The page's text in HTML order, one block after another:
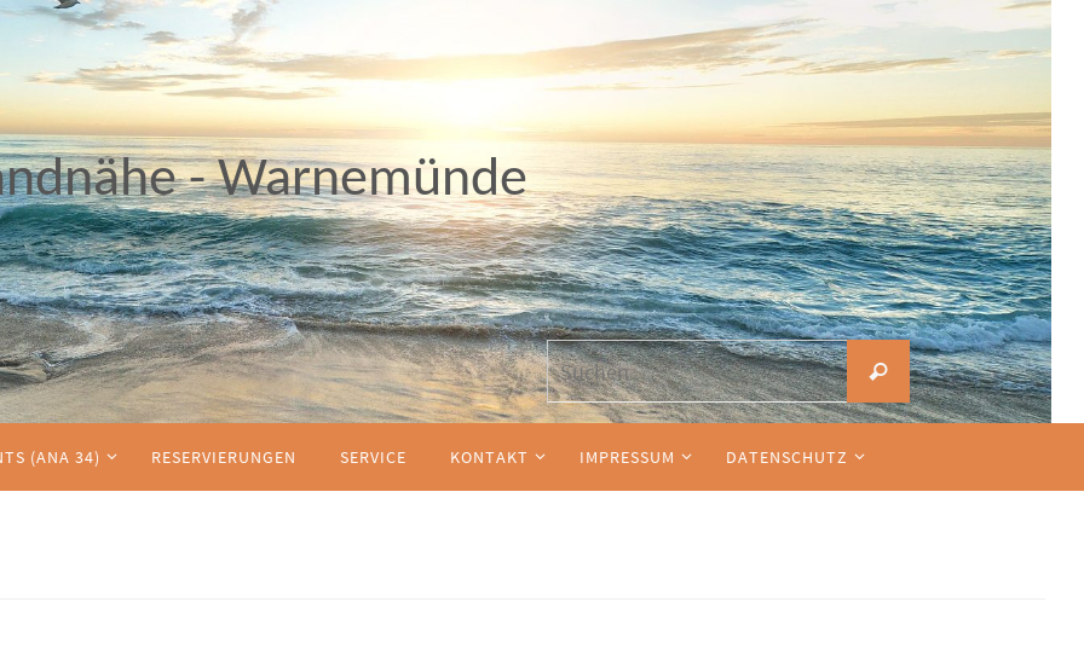
- Warnemünde
Suchen
nach:
Suchen
(ANA 34) RESERVIERUNGEN SERVICE KONTAKT IMPRESSUM DATENSCHUTZ